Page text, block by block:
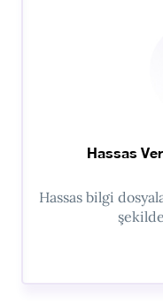
Hassas
Hassas bilgi